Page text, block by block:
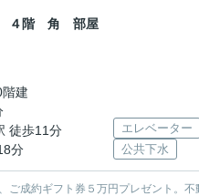
４階 角 部屋
建
徒歩11分
分
エレベーター
公共下水
成約ギフト券５万円プレゼント。